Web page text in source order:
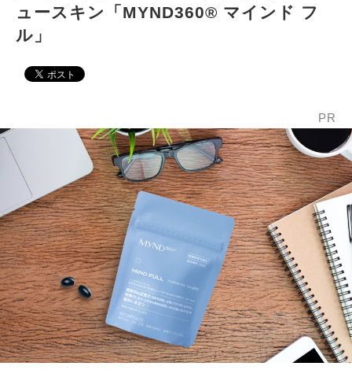
ュースキン「MYND360® マインド フ
ル」
PR